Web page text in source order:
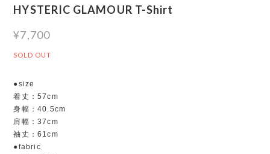
HYSTERIC GLAMOUR T-Shirt
¥7,700
SOLD OUT
●size
着丈：57cm
身幅：40.5cm
肩幅：37cm
袖丈：61cm
●fabric